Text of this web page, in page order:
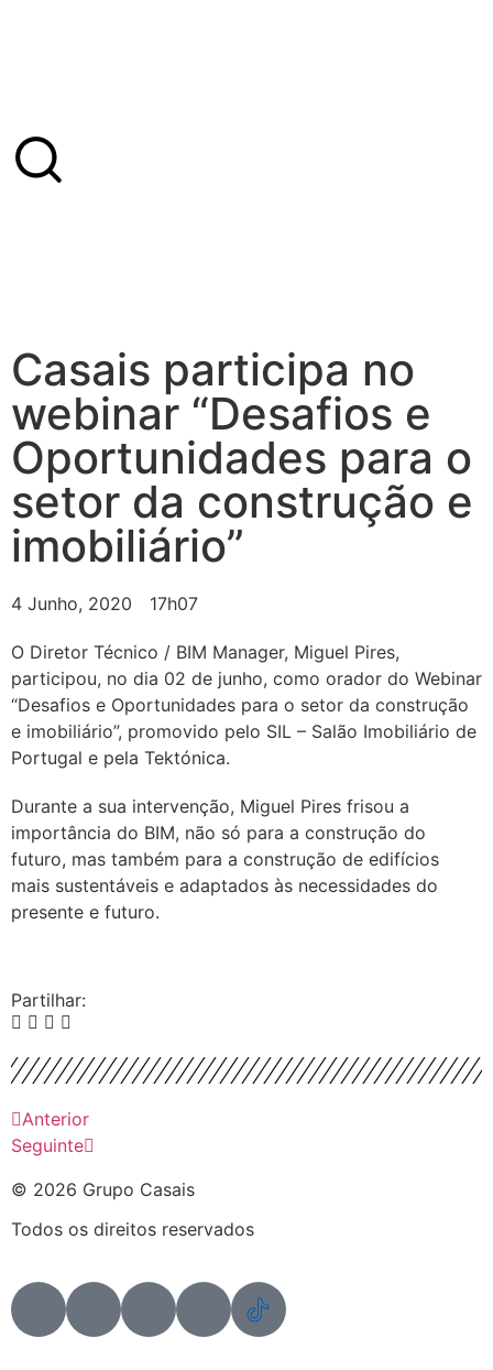
Casais participa no
webinar “Desafios e
Oportunidades para o
setor da construção e
imobiliário”
4 Junho, 2020 17h07
O Diretor Técnico / BIM Manager, Miguel Pires,
participou, no dia 02 de junho, como orador do Webinar
“Desafios e Oportunidades para o setor da construção
e imobiliário”, promovido pelo SIL – Salão Imobiliário de
Portugal e pela Tektónica.
Durante a sua intervenção, Miguel Pires frisou a
importância do BIM, não só para a construção do
futuro, mas também para a construção de edifícios
mais sustentáveis e adaptados às necessidades do
presente e futuro.
Partilhar:
Anterior
Seguinte
© 2026 Grupo Casais
Todos os direitos reservados